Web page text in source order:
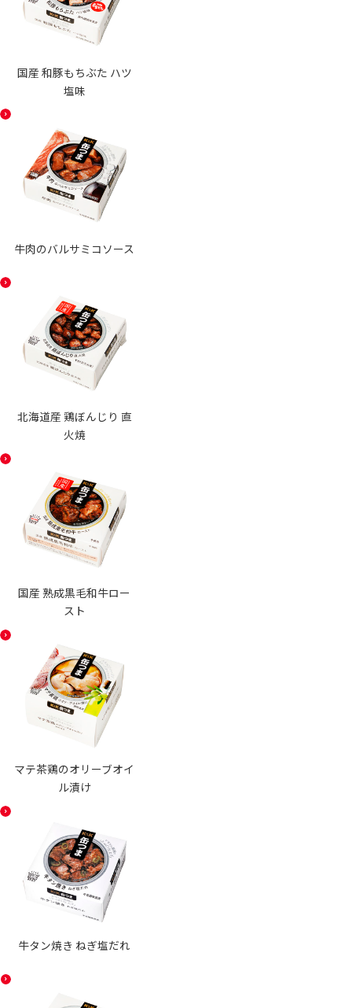
国産 和豚もちぶた ハツ
塩味
牛肉のバルサミコソース
北海道産 鶏ぼんじり 直
火焼
国産 熟成黒毛和牛ロー
スト
マテ茶鶏のオリーブオイ
ル漬け
牛タン焼き ねぎ塩だれ